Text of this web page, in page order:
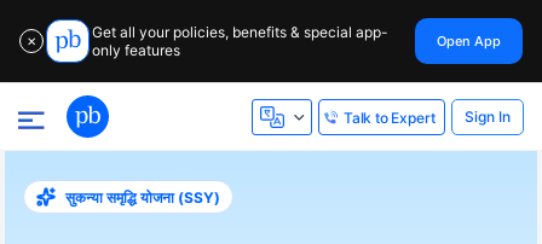
✕
Get all your policies, benefits & special app-
only features
Open App
Talk to Expert Sign In
सुकन्या समृद्धि योजना (SSY)